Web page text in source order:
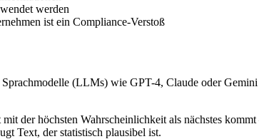
werden
ist ein Compliance-Verstoß
(LLMs) wie GPT-4, Claude oder
der höchsten Wahrscheinlichkeit als nächstes
Text, der statistisch plausibel ist.